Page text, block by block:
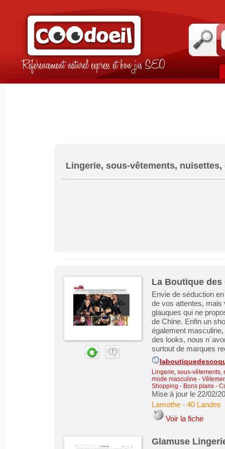
Référencement naturel express et bon jus SEO
Lingerie, sous-vêtements, nuisettes,
La Boutique des
Envie de séduction
de vos attentes, mais
glauques qui ne
de Chine. Enfin un
également
des looks, nous
surtout de marques
Lingerie, sous-vêtements,
mode masculine -
Shopping - Bons plans -
Mise à jour le 22/02/
Lamothe- 40 Landes
Voir la fiche
Glamuse